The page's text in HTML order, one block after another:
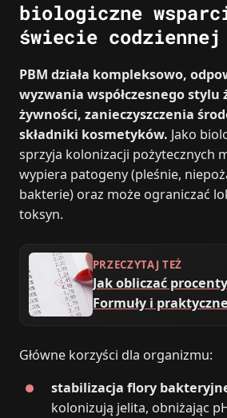
biologiczne
świecie
PBM działa kompleksowo,
wyzwania współczesnego stylu
żywności, zanieczyszczenia
składniki kosmetyków. Jako
sprzyja kolonizacji pożytecznych
wypiera patogeny (pleśnie,
bakterie) oraz może ograniczać
toksyn.
PRZECZYTAJ TEŻ
Jak obliczać
Formuły i
Główne korzyści dla organizmu:
stabilizacja flory
kolonizują jelita, obniżając